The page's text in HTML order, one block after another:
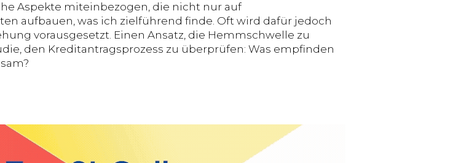
Aspekte miteinbezogen, die nicht nur auf
aufbauen, was ich zielführend finde. Oft wird dafür jedoch
vorausgesetzt. Einen Ansatz, die Hemmschwelle zu
den Kreditantragsprozess zu überprüfen: Was empfinden